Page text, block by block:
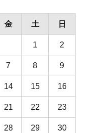
金 土 日
1 2
7 8 9
14 15 16
21 22 23
28 29 30